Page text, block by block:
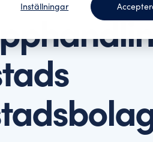
Inställningar
tycker